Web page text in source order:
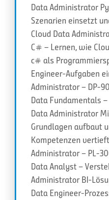
Data Administrator
Szenarien einsetzt
Cloud Data
C# – Lernen, wie
c# als
Engineer-Aufgaben
Administrator – DP-
Data Fundamentals
Data Administrator
Grundlagen aufbaut
Kompetenzen
Administrator – PL-
Data Analyst –
Administrator BI-
Data Engineer-